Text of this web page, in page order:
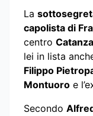
La
capolista di
centro
lei in lista
Filippo
Montuoro e
Secondo